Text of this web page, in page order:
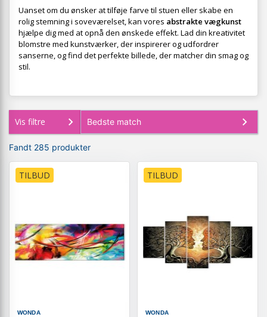
Uanset om du ønsker at tilføje farve til stuen eller skabe en
rolig stemning i soveværelset, kan vores abstrakte vægkunst
hjælpe dig med at opnå den ønskede effekt. Lad din kreativitet
blomstre med kunstværker, der inspirerer og udfordrer
sanserne, og find det perfekte billede, der matcher din smag og
stil.
Vis filtre
Fandt 285 produkter
TILBUD
WONDA
TILBUD
WONDA